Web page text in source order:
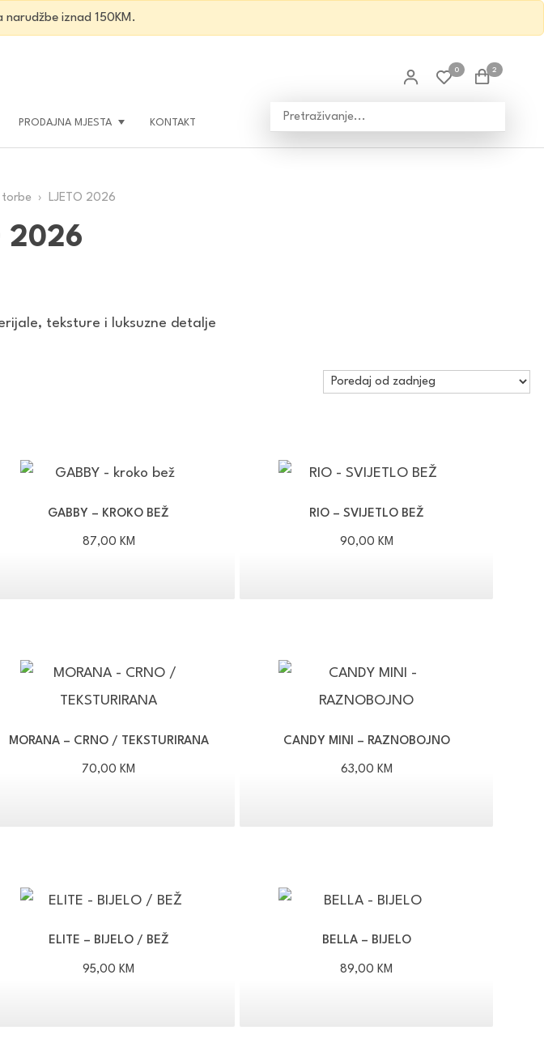
iznad 150KM.
0 2
PRODAJNA MJESTA KONTAKT
torbe › LJETO 2026
2026
teksture i luksuzne detalje
GABBY – KROKO BEŽ
87,00 KM
RIO – SVIJETLO BEŽ
90,00 KM
MORANA – CRNO / TEKSTURIRANA
70,00 KM
CANDY MINI – RAZNOBOJNO
63,00 KM
ELITE – BIJELO / BEŽ
95,00 KM
BELLA – BIJELO
89,00 KM